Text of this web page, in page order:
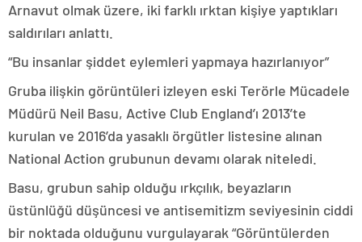
Arnavut olmak üzere, iki farklı ırktan kişiye yaptıkları
saldırıları anlattı.
“Bu insanlar şiddet eylemleri yapmaya hazırlanıyor”
Gruba ilişkin görüntüleri izleyen eski Terörle Mücadele
Müdürü Neil Basu, Active Club England’ı 2013’te
kurulan ve 2016’da yasaklı örgütler listesine alınan
National Action grubunun devamı olarak niteledi.
Basu, grubun sahip olduğu ırkçılık, beyazların
üstünlüğü düşüncesi ve antisemitizm seviyesinin ciddi
bir noktada olduğunu vurgulayarak “Görüntülerden